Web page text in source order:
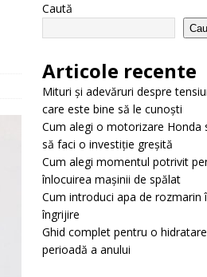
Caută
Articole recente
Mituri și adevăruri despre
care este bine să le cunoști
Cum alegi o motorizare Honda
să faci o investiție greșită
Cum alegi momentul potrivit
înlocuirea mașinii de spălat
Cum introduci apa de rozmarin
îngrijire
Ghid complet pentru o
perioadă a anului